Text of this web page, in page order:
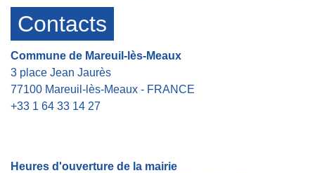
Contacts
Commune de Mareuil-lès-Meaux
3 place Jean Jaurès
77100 Mareuil-lès-Meaux - FRANCE
+33 1 64 33 14 27
Heures d'ouverture de la mairie